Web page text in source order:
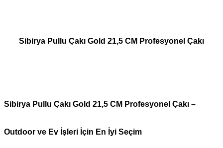
Sibirya Pullu Çakı Gold 21,5 CM Profesyonel Çakı
Sibirya Pullu Çakı Gold 21,5 CM Profesyonel Çakı –
Outdoor ve Ev İşleri İçin En İyi Seçim